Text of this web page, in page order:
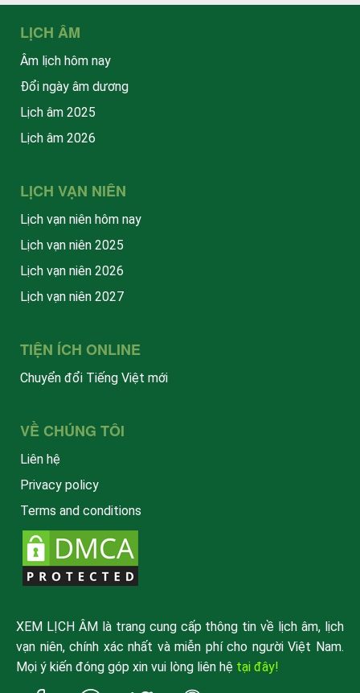
LỊCH ÂM
Âm lịch hôm nay
Đổi ngày âm dương
Lịch âm 2025
Lịch âm 2026
LỊCH VẠN NIÊN
Lịch vạn niên hôm nay
Lịch vạn niên 2025
Lịch vạn niên 2026
Lịch vạn niên 2027
TIỆN ÍCH ONLINE
Chuyển đổi Tiếng Việt mới
VỀ CHÚNG TÔI
Liên hệ
Privacy policy
Terms and conditions
XEM LỊCH ÂM là trang cung cấp thông tin về lịch âm, lịch
vạn niên, chính xác nhất và miễn phí cho người Việt Nam.
Mọi ý kiến đóng góp xin vui lòng liên hệ tại đây!